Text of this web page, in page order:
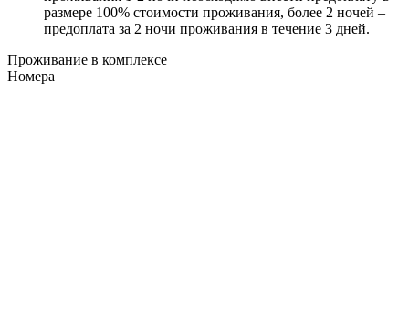
размере 100% стоимости проживания, более 2 ночей –
предоплата за 2 ночи проживания в течение 3 дней.
Проживание в комплексе
Номера